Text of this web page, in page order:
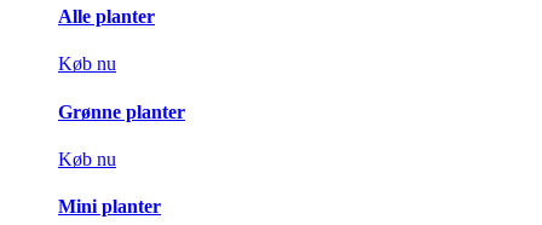
Alle planter
Køb nu
Grønne planter
Køb nu
Mini planter